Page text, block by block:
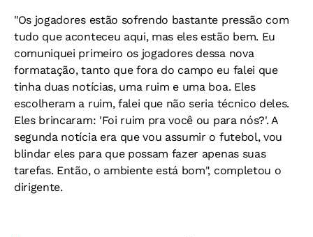
"Os jogadores estão sofrendo bastante pressão com
tudo que aconteceu aqui, mas eles estão bem. Eu
comuniquei primeiro os jogadores dessa nova
formatação, tanto que fora do campo eu falei que
tinha duas notícias, uma ruim e uma boa. Eles
escolheram a ruim, falei que não seria técnico deles.
Eles brincaram: 'Foi ruim pra você ou para nós?'. A
segunda notícia era que vou assumir o futebol, vou
blindar eles para que possam fazer apenas suas
tarefas. Então, o ambiente está bom", completou o
dirigente.